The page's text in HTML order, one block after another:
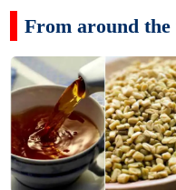
From around the